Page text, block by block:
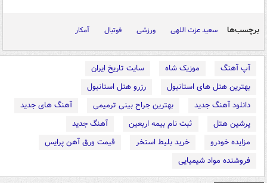
برچسب‌ها سعید عزت اللهی ورزشی فوتبال آمکار
آپ آهنگ موزیک شاه
سایت تاریخ ایران
بهترین هتل های استانبول
رزرو هتل استانبول
دانلود آهنگ جدید
بهترین جراح بینی ترمیمی
آهنگ های جدید
پرشین هتل
ثبت نام بیمه اربعین
آهنگ جدید
مزایده خودرو
خرید بلیط استخر
قیمت ورق آهن پرایس
فروشنده مواد شیمیایی